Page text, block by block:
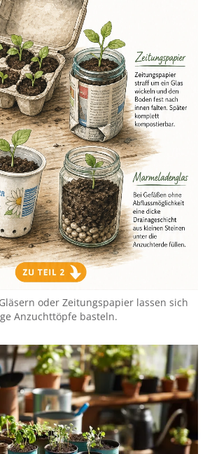
oder Zeitungspapier lassen sich
Anzuchttöpfe basteln.